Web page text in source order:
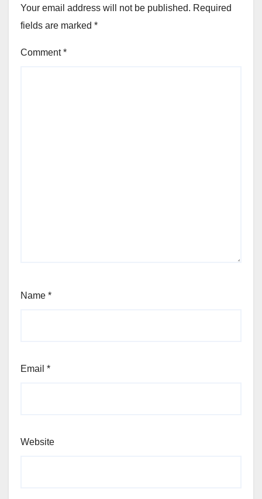
Your email address will not be published. Required
fields are marked *
Comment*
Name *
Email *
Website